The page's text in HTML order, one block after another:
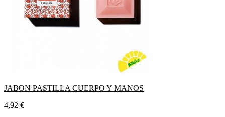
JABON PASTILLA CUERPO Y MANOS
Precio
4,92 €